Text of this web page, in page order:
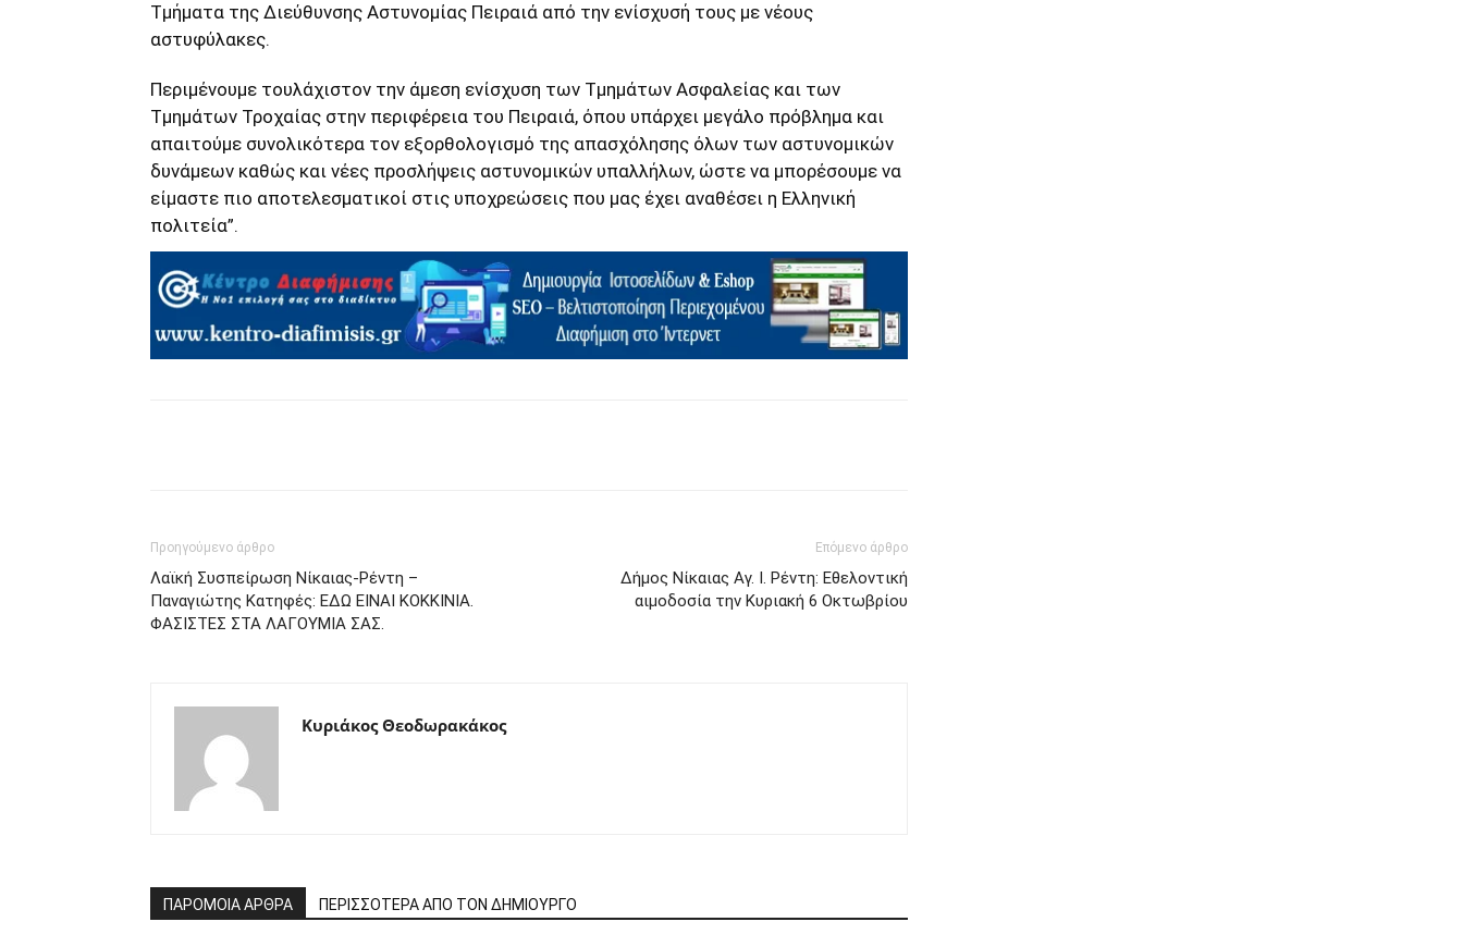
Τμήματα της Διεύθυνσης Αστυνομίας Πειραιά από την ενίσχυσή τους με νέους
αστυφύλακες.
Περιμένουμε τουλάχιστον την άμεση ενίσχυση των Τμημάτων Ασφαλείας και των
Τμημάτων Τροχαίας στην περιφέρεια του Πειραιά, όπου υπάρχει μεγάλο πρόβλημα και
απαιτούμε συνολικότερα τον εξορθολογισμό της απασχόλησης όλων των αστυνομικών
δυνάμεων καθώς και νέες προσλήψεις αστυνομικών υπαλλήλων, ώστε να μπορέσουμε να
είμαστε πιο αποτελεσματικοί στις υποχρεώσεις που μας έχει αναθέσει η Ελληνική
πολιτεία”.
Προηγούμενο άρθρο
Λαϊκή Συσπείρωση Νίκαιας-Ρέντη –
Παναγιώτης Κατηφές: ΕΔΩ ΕΙΝΑΙ ΚΟΚΚΙΝΙΑ.
ΦΑΣΙΣΤΕΣ ΣΤΑ ΛΑΓΟΥΜΙΑ ΣΑΣ.
Επόμενο άρθρο
Δήμος Νίκαιας Αγ. Ι. Ρέντη: Εθελοντική
αιμοδοσία την Κυριακή 6 Οκτωβρίου
Κυριάκος Θεοδωρακάκος
ΠΑΡΟΜΟΙΑ ΑΡΘΡΑ ΠΕΡΙΣΣΟΤΕΡΑ ΑΠΟ ΤΟΝ ΔΗΜΙΟΥΡΓΟ